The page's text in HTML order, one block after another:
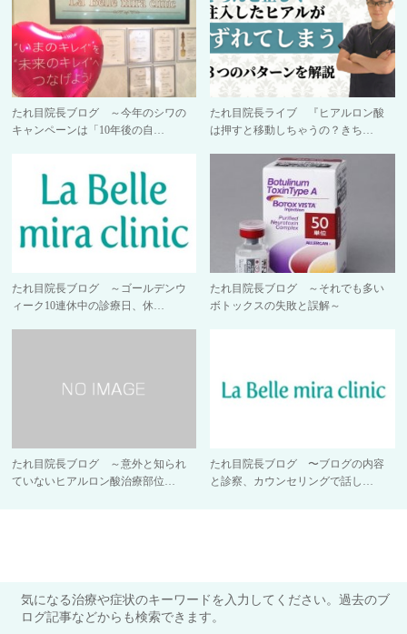
たれ目院長ブログ ～今年のシワの
キャンペーンは「10年後の自…
たれ目院長ライブ 『ヒアルロン酸
は押すと移動しちゃうの？きち…
たれ目院長ブログ ～ゴールデンウ
ィーク10連休中の診療日、休…
たれ目院長ブログ ～それでも多い
ボトックスの失敗と誤解～
たれ目院長ブログ ～意外と知られ
ていないヒアルロン酸治療部位…
たれ目院長ブログ 〜ブログの内容
と診察、カウンセリングで話し…
気になる治療や症状のキーワードを入力してください。過去のブ
ログ記事などからも検索できます。